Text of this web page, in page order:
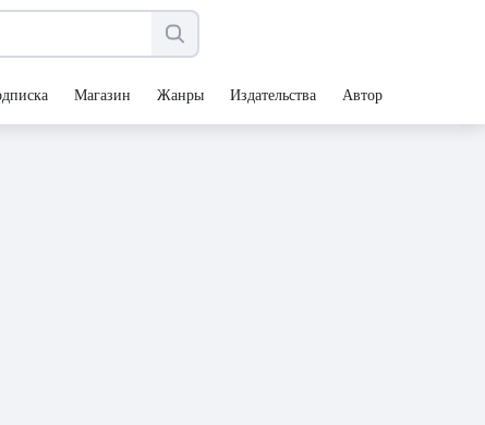
Магазин Жанры Издательства Авторы